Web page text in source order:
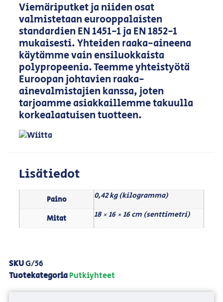
Viemäriputket ja niiden osat
valmistetaan eurooppalaisten
standardien EN 1451-1 ja EN 1852-1
mukaisesti. Yhteiden raaka-aineena
käytämme vain ensiluokkaista
polypropeenia. Teemme yhteistyötä
Euroopan johtavien raaka-
ainevalmistajien kanssa, joten
tarjoamme asiakkaillemme takuulla
korkealaatuisen tuotteen.
Lisätiedot
Paino 0,42 kg (kilogramma)
Mitat 18 × 16 × 16 cm (senttimetri)
SKUG/56
TuotekategoriaPutkiyhteet